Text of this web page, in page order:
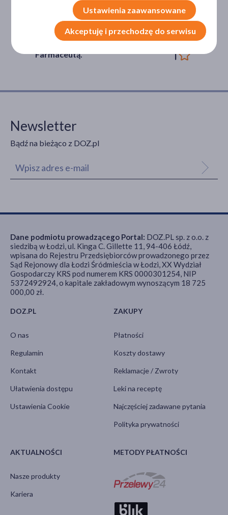
Wsparcie w leczeniu
Farmaceutą.
Newsletter
Bądź na bieżąco z DOZ.pl
DOZ.PL
O nas
Regulamin
Kontakt
Ułatwienia dostępu
Ustawienia Cookie
ZAKUPY
Płatności
Koszty dostawy
Reklamacje / Zwroty
Leki na receptę
Najczęściej zadawane pytania
Polityka prywatności
AKTUALNOŚCI
Nasze produkty
Kariera
METODY PŁATNOŚCI
Dane podmiotu prowadzącego Portal: DOZ.PL sp. z o.o. z
siedzibą w Łodzi, ul. Kinga C. Gillette 11, 94-406 Łódź,
wpisana do Rejestru Przedsiębiorców prowadzonego przez
Sąd Rejonowy dla Łodzi Śródmieścia w Łodzi, XX Wydział
Gospodarczy KRS pod numerem KRS 0000301254, NIP
5372492924, o kapitale zakładowym wynoszącym 18 725
000,00 zł.
Ustawienia zaawansowane
Akceptuję i przechodzę do serwisu